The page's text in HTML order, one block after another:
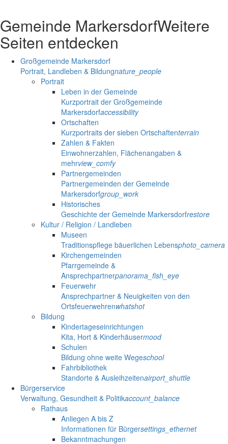
Gemeinde MarkersdorfWeitere
Seiten entdecken
Großgemeinde Markersdorf
Portrait, Landleben & Bildungnature_people
Portrait
Leben in der Gemeinde
Kurzportrait der Großgemeinde
Markersdorfaccessibility
Ortschaften
Kurzportraits der sieben Ortschaftenterrain
Zahlen & Fakten
Einwohnerzahlen, Flächenangaben &
mehrview_comfy
Partnergemeinden
Partnergemeinden der Gemeinde
Markersdorfgroup_work
Historisches
Geschichte der Gemeinde Markersdorfrestore
Kultur / Religion / Landleben
Museen
Traditionspflege bäuerlichen Lebensphoto_camera
Kirchengemeinden
Pfarrgemeinde &
Ansprechpartnerpanorama_fish_eye
Feuerwehr
Ansprechpartner & Neuigkeiten von den
Ortsfeuerwehrenwhatshot
Bildung
Kindertageseinrichtungen
Kita, Hort & Kinderhäusermood
Schulen
Bildung ohne weite Wegeschool
Fahrbibliothek
Standorte & Ausleihzeitenairport_shuttle
Bürgerservice
Verwaltung, Gesundheit & Politikaccount_balance
Rathaus
Anliegen A bis Z
Informationen für Bürgersettings_ethernet
Bekanntmachungen